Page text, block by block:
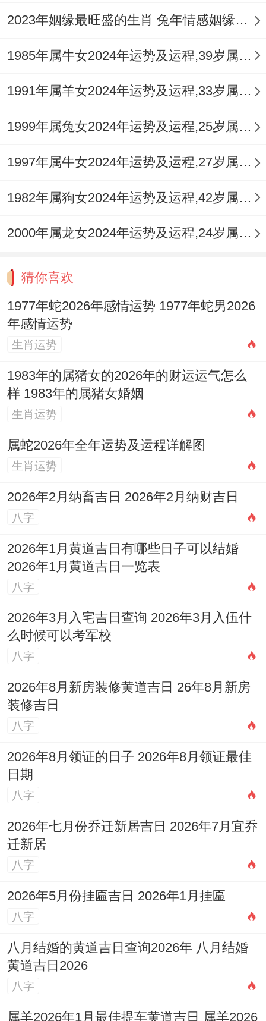
过滤掉许多不切实际的烂桃花，也要警惕因
点点感性的冲动作为开场。
对于处于含糊关系或正在追求阶段的蛇男来
与责任感会成为吸引对方的亮点，但进展会
相对缓慢，不宜急于求成，你可以通过分享
面，也包括生活理念），来试探对方的心意
是否与你同频，这个季节的是「观察」同
而真诚的基础。
整体来看春季的感情运势如同大地回春。生
机暗藏但外表平静，重要的课题是平衡外在
责任与内在情感需求，避免让关系陷入纯粹
的「事务性合作」，不管是已婚还是单身，
主动安排部分具有仪式感的小互动，比如一
次精心准备的晚餐，一场短途的踏青，都能
有效融化初春的「薄冰」，让情感的溪流更
加欢畅地流淌起来，为后续的运势发展积蓄
夏季感情运势：升温与波动交织
进入午月盛夏的炽热能量开始显著作用情绪
与人际关系，今年夏季，蛇男的感情世界将
迎来明显的「升温」，但这种升温可能以两
种截然不同的形式出现：一种是亲密关系的
热情重燃，另一种则是矛盾与分歧的激烈显
现，受到季节五行火旺的作用，你内在的敏
或忽略的感受，可能会在某个下突然爆发出
来，让伴侣感到意外。
对于已婚的蛇男，夏季是考验沟通艺术的關
鍵时期，日常琐事的积累，加上天气带来的
烦闷感，可可以让部分小摩擦升级为争执，
你可能会觉得对方不够理解你为家庭的付
出，而对方可能抱怨你情感上的冷淡或疏
离。
问题的核心往往在于「表达」同「倾听」的
方式。眼看着矛盾产生，最无效的做法是冷
战或翻旧账，要化解此时的波动，关键在于
「及时」的、心平气与的沟通，明确表达自
己的感受与需求，而非指责对方。
到了未月桃花运势对单身者而言有所提升。
2023年姻缘最旺盛的生肖 兔年情感姻缘运比较旺的属相
1985年属牛女2024年运势及运程,39岁属牛人2024全年每月运势女性如何
1991年属羊女2024年运势及运程,33岁属羊人2024全年每月运势女性如何
1999年属兔女2024年运势及运程,25岁属兔人2024全年每月运势女性如何
1997年属牛女2024年运势及运程,27岁属牛人2024全年每月运势女性如何
1982年属狗女2024年运势及运程,42岁属狗人2024全年每月运势女性如何
2000年属龙女2024年运势及运程,24岁属龙人2024全年每月运势女性如何
猜你喜欢
1977年蛇2026年感情运势 1977年蛇男2026
年感情运势
生肖运势
1983年的属猪女的2026年的财运运气怎么
样 1983年的属猪女婚姻
生肖运势
属蛇2026年全年运势及运程详解图
生肖运势
2026年2月纳畜吉日 2026年2月纳财吉日
八字
2026年1月黄道吉日有哪些日子可以结婚
2026年1月黄道吉日一览表
八字
2026年3月入宅吉日查询 2026年3月入伍什
么时候可以考军校
八字
2026年8月新房装修黄道吉日 26年8月新房
装修吉日
八字
2026年8月领证的日子 2026年8月领证最佳
日期
八字
2026年七月份乔迁新居吉日 2026年7月宜乔
迁新居
八字
2026年5月份挂匾吉日 2026年1月挂匾
八字
八月结婚的黄道吉日查询2026年 八月结婚
黄道吉日2026
八字
属羊2026年1月最佳提车黄道吉日 属羊2026